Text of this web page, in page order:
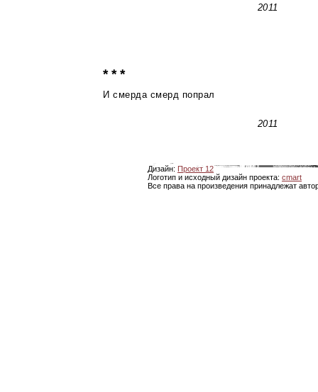
2011
* * *
И смерда смерд попрал
2011
Дизайн: Проект 12
Логотип и исходный дизайн проекта: cmart
Все права на произведения принадлежат